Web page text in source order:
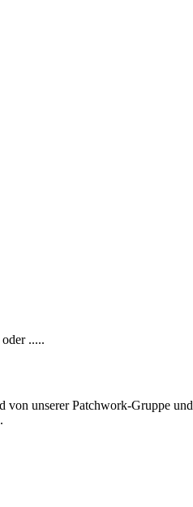
.....
von unserer Patchwork-Gruppe und